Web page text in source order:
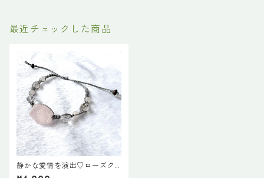
最近チェックした商品
静かな愛情を演出♡ローズク
ォーツのマクラメブレス